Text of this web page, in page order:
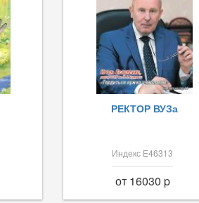
РЕКТОР ВУЗа
Индекс Е46313
от 16030 p